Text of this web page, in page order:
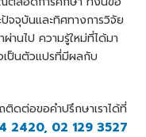
จจุบันและทิศทางการวิจัย
านไป ความรู้ใหม่ที่ได้มา
เป็นตัวแปรที่มีผลกับ
ติดต่อขอคำปรึกษาเราได้ที่
2420, 02 129 3527